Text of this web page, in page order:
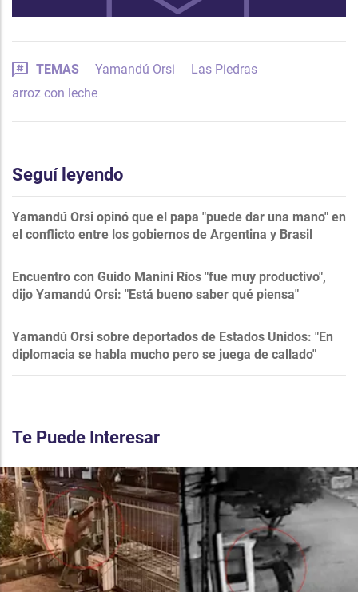
TEMAS Yamandú Orsi
Las Piedras
arroz con leche
Seguí leyendo
Yamandú Orsi opinó que el papa "puede dar una mano" en
el conflicto entre los gobiernos de Argentina y Brasil
Encuentro con Guido Manini Ríos "fue muy productivo",
dijo Yamandú Orsi: "Está bueno saber qué piensa"
Yamandú Orsi sobre deportados de Estados Unidos: "En
diplomacia se habla mucho pero se juega de callado"
Te Puede Interesar